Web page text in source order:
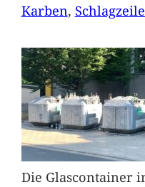
Karben,
Die Glascontainer